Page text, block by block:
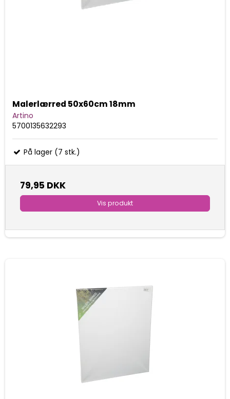
Malerlærred 50x60cm 18mm
Artino
5700135632293
På lager (7 stk.)
79,95 DKK
Vis produkt